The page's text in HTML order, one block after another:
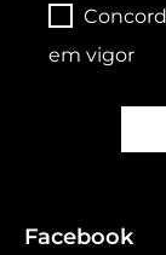
em vigor
Facebook